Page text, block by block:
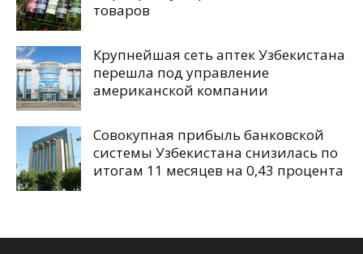
товаров
Крупнейшая сеть аптек Узбекистана
перешла под управление
американской компании
Совокупная прибыль банковской
системы Узбекистана снизилась по
итогам 11 месяцев на 0,43 процента